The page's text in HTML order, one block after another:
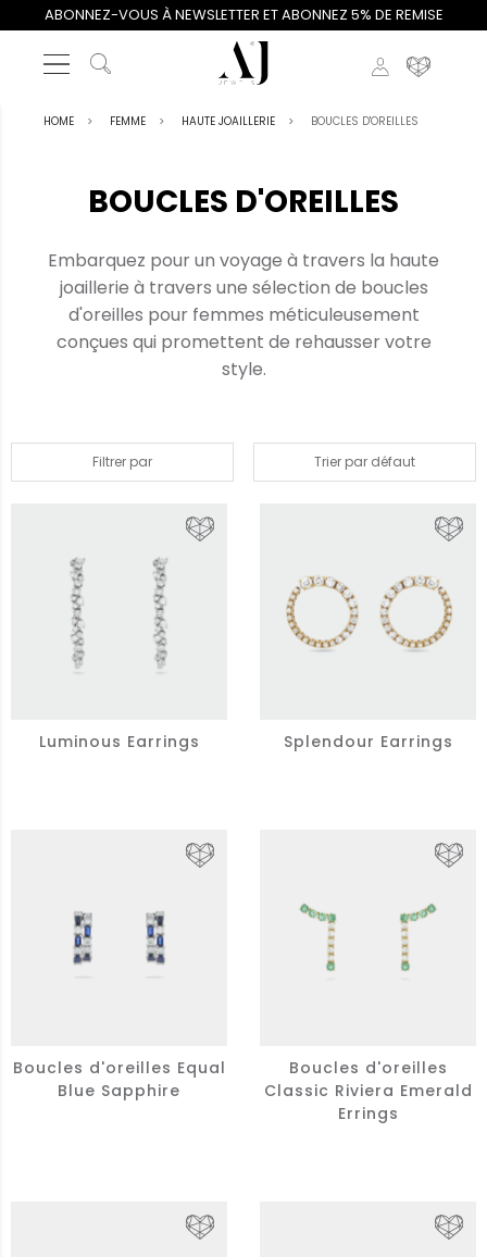
ABONNEZ-VOUS À NEWSLETTER ET ABONNEZ 5% DE REMISE
HOME FEMME HAUTE JOAILLERIE BOUCLES D'OREILLES
BOUCLES D'OREILLES
Embarquez pour un voyage à travers la haute
joaillerie à travers une sélection de boucles
d'oreilles pour femmes méticuleusement
conçues qui promettent de rehausser votre
style.
Filtrer par Trier par défaut
Luminous Earrings Splendour Earrings
Boucles d'oreilles Equal
Blue Sapphire
Boucles d'oreilles
Classic Riviera Emerald
Errings